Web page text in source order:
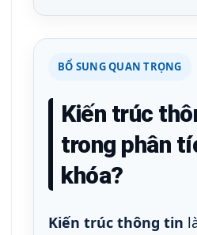
BỔ SUNG QUAN TRỌNG
Kiến trúc
trong phân
khóa?
Kiến trúc thông tin